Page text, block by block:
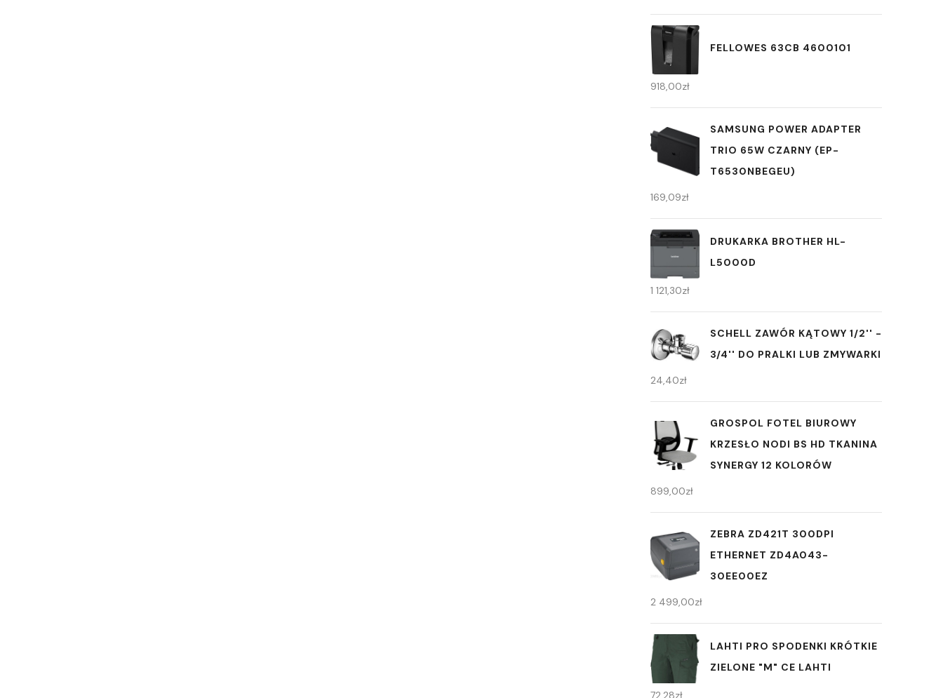
FELLOWES 63CB 4600101
918,00zł
SAMSUNG POWER ADAPTER
TRIO 65W CZARNY (EP-
T6530NBEGEU)
169,09zł
DRUKARKA BROTHER HL-
L5000D
1 121,30zł
SCHELL ZAWÓR KĄTOWY 1/2'' -
3/4'' DO PRALKI LUB ZMYWARKI
24,40zł
GROSPOL FOTEL BIUROWY
KRZESŁO NODI BS HD TKANINA
SYNERGY 12 KOLORÓW
899,00zł
ZEBRA ZD421T 300DPI
ETHERNET ZD4A043-
30EE00EZ
2 499,00zł
LAHTI PRO SPODENKI KRÓTKIE
ZIELONE "M" CE LAHTI
72,28zł